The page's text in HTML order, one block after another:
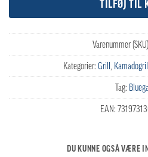
TILFØJ TIL
Varenummer
Kategorier: Grill
Tag:
EAN:
DU KUNNE OGSÅ VÆRE